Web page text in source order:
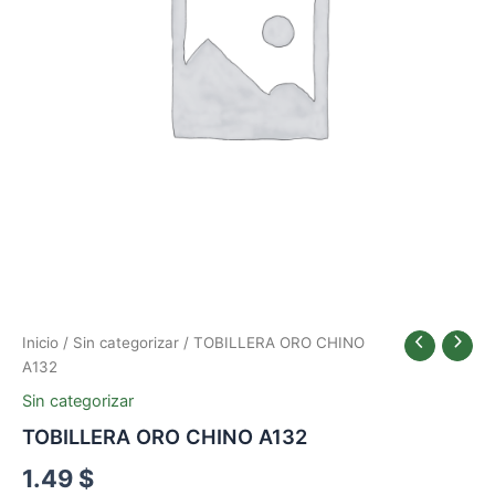
Inicio / Sin categorizar / TOBILLERA ORO CHINO
A132
Sin categorizar
TOBILLERA ORO CHINO A132
1.49 $